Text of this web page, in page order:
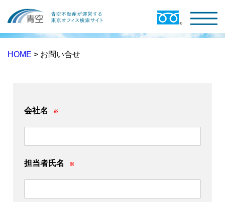
HOME > お問い合せ
会社名 ※
担当者氏名 ※